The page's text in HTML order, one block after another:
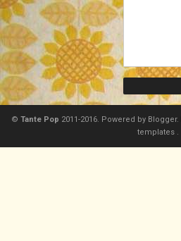
© Tante Pop 2011-2016. Powered by Blogger.
templates .